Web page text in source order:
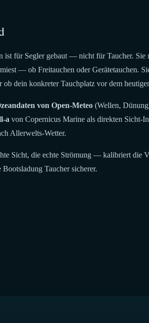
ist für Segler gebaut — nicht für Taucher. Sie
— ob Freitauchen oder Gerätetauchen.
dein konkreter Tauchplatz vor dem
von Open-Meteo (Wellen,
a von Copernicus Marine als direkten Sicht-
Allerwelts-Wetter.
Sicht, die echte Strömung — kalibriert die
Taucher sicherer.